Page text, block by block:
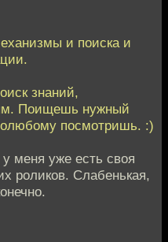
и поиска и
знаний,
Поищешь нужный
посмотришь. :)
меня уже есть своя
роликов. Слабенькая,